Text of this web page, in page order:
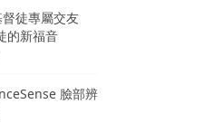
督徒專屬交友
的新福音
臉部辨